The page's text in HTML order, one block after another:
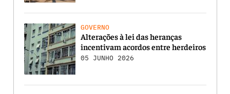
GOVERNO
Alterações à lei das heranças
incentivam acordos entre herdeiros
05 JUNHO 2026